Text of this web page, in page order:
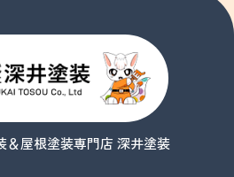
＆屋根塗装専門店 深井塗装